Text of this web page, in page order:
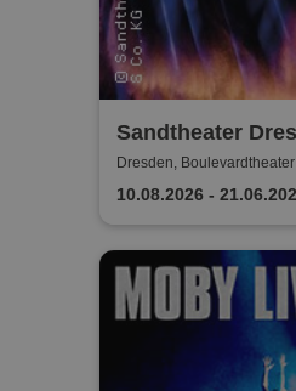
Sandtheater
Elbsand - Die
Dresden,
10.08.2026 -